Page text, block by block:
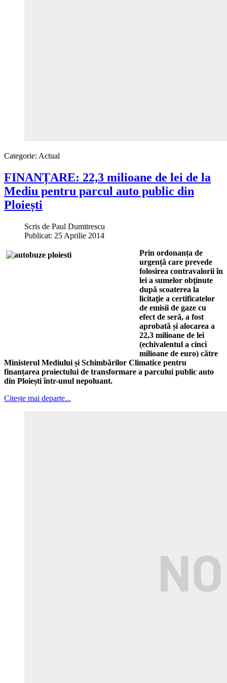
Categorie: Actual
FINANȚARE: 22,3 milioane de lei de la
Mediu pentru parcul auto public din
Ploiești
Scris de Paul Dumitrescu
Publicat: 25 Aprilie 2014
Prin ordonanța de
urgență care prevede
folosirea contravalorii în
lei a sumelor obţinute
după scoaterea la
licitaţie a certificatelor
de emisii de gaze cu
efect de seră, a fost
aprobată și alocarea a
22,3 milioane de lei
(echivalentul a cinci
milioane de euro) către
Ministerul Mediului și Schimbărilor Climatice pentru
finanțarea proiectului de transformare a parcului public auto
din Ploiești într-unul nepoluant.
Citește mai departe...